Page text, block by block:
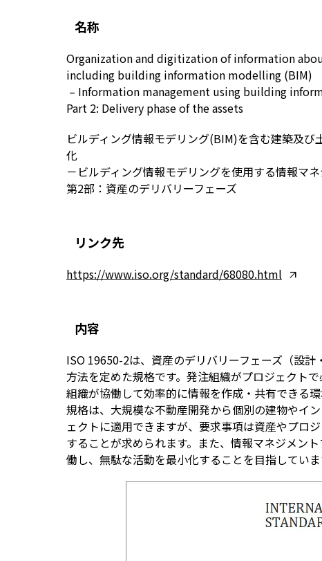
名称
Organization and digitization of information
including building information modelling (BIM)
– Information management using building
Part 2: Delivery phase of the assets
ビルディング情報モデリング(BIM)を含む建築及
化
－ビルディング情報モデリングを使用する情報マ
第2部：資産のデリバリーフェーズ
リンク先
https://www.iso.org/standard/68080.html
内容
ISO 19650-2は、資産のデリバリーフェーズ（設
方法を定めた規格です。発注組織がプロジェクト
組織が協働して効率的に情報を作成・共有できる
規格は、大規模な不動産開発から個別の建物やイ
ェクトに適用できますが、要求事項は資産やプロ
することが求められます。また、情報マネジメン
働し、無駄な活動を最小化することを目指していま